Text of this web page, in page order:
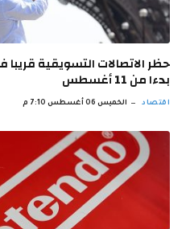
حظر الاتصالات التسويقية
بدءا من 11 أغسطس
اقتصاد الخميس 06 أغسطس 7:10 م